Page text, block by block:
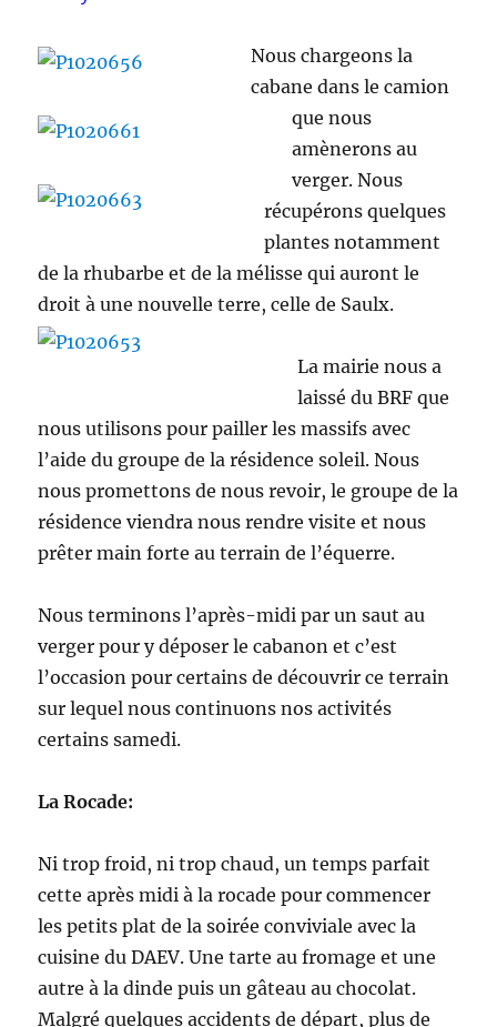
Nous chargeons la
cabane dans le camion
que nous
amènerons au
verger. Nous
récupérons quelques
plantes notamment
de la rhubarbe et de la mélisse qui auront le
droit à une nouvelle terre,celle de Saulx.
La mairie nous a
laissé du BRF que
nous utilisons pour pailler les massifs avec
l’aide du groupe de la résidence soleil. Nous
nous promettons de nous revoir, le groupe de la
résidence viendra nous rendre visite et nous
prêter main forte au terrain de l’équerre.
Nous terminons l’après-midi par un saut au
verger pour y déposer le cabanon et c’est
l’occasion pour certains de découvrir ce terrain
sur lequel nous continuons nos activités
certains samedi.
La Rocade:
Ni trop froid, ni trop chaud, un temps parfait
cette après midi à la rocade pour commencer
les petits plat de la soirée conviviale avec la
cuisine du DAEV. Une tarte au fromage et une
autre à la dinde puis un gâteau au chocolat.
Malgré quelques accidents de départ, plus de